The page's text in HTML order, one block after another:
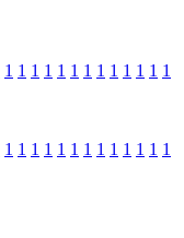
1 1 1 1 1 1 1 1 1 1 1 1 1
1 1 1 1 1 1 1 1 1 1 1 1 1